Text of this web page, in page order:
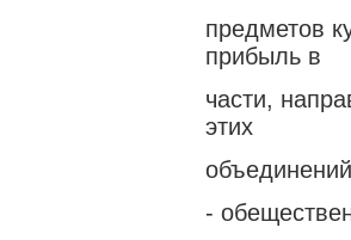
предметов
прибыль в
части,
этих
-